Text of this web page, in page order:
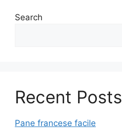
Search
Recent Posts
Pane francese facile